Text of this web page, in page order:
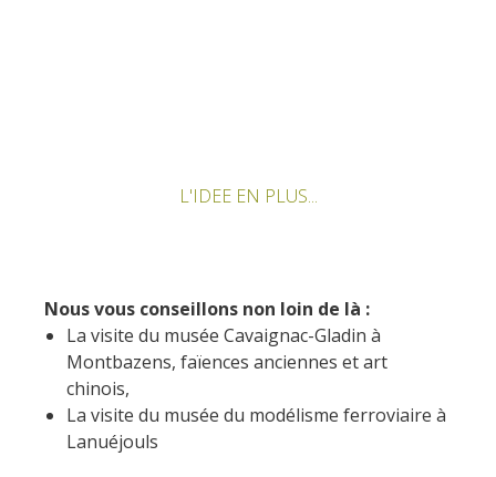
L'IDEE EN PLUS...
Nous vous conseillons non loin de là :
La visite du musée Cavaignac-Gladin à
Montbazens, faïences anciennes et art
chinois,
La visite du musée du modélisme ferroviaire à
Lanuéjouls